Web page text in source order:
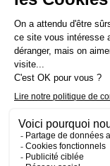
Cinéma d’Animation
Établissement
Mentions légales
Réalisé par La Jungle
@ecv2026